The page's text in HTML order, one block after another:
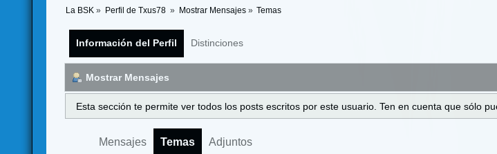
La BSK » Perfil de Txus78 » Mostrar Mensajes» Temas
Información del Perfil Distinciones
Mostrar Mensajes
Esta sección te permite ver todos los posts escritos por este usuario. Ten en cuenta que sólo
Mensajes Temas Adjuntos